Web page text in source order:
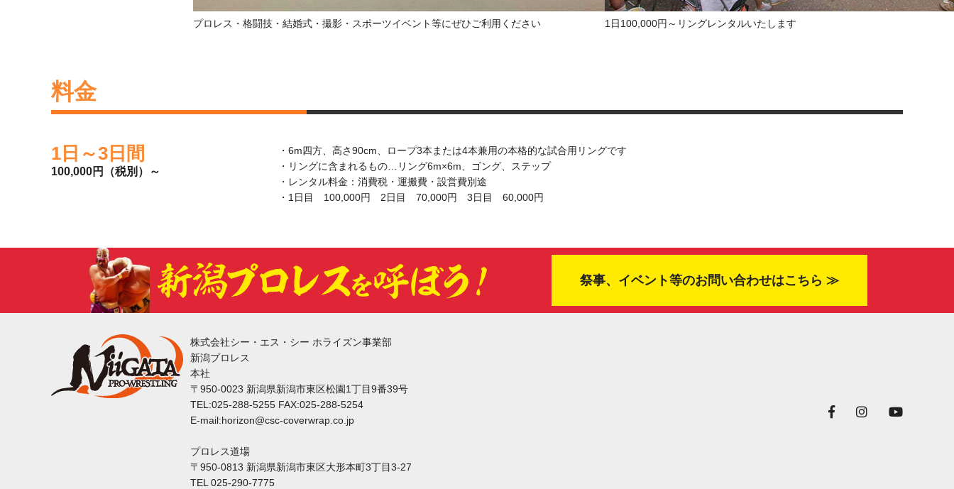
プロレス・格闘技・結婚式・撮影・スポーツイベント等にぜひご利用ください 1日100,000円～リングレンタルいたします
料金
1日～3日間
100,000円（税別）～
・6m四方、高さ90cm、ロープ3本または4本兼用の本格的な試合用リングです
・リングに含まれるもの…リング6m×6m、ゴング、ステップ
・レンタル料金：消費税・運搬費・設営費別途
・1日目 100,000円 2日目 70,000円 3日目 60,000円
祭事、イベント等のお問い合わせはこちら ≫
株式会社シー・エス・シー ホライズン事業部
新潟プロレス
本社
〒950-0023 新潟県新潟市東区松園1丁目9番39号
TEL:025-288-5255 FAX:025-288-5254
E-mail:horizon@csc-coverwrap.co.jp
プロレス道場
〒950-0813 新潟県新潟市東区大形本町3丁目3-27
TEL 025-290-7775